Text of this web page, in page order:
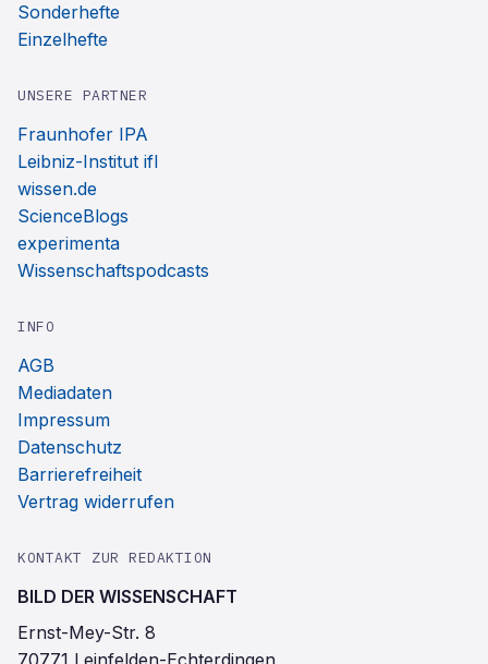
Sonderhefte
Einzelhefte
UNSERE PARTNER
Fraunhofer IPA
Leibniz-Institut ifl
wissen.de
ScienceBlogs
experimenta
Wissenschaftspodcasts
INFO
AGB
Mediadaten
Impressum
Datenschutz
Barrierefreiheit
Vertrag widerrufen
KONTAKT ZUR REDAKTION
BILD DER WISSENSCHAFT
Ernst-Mey-Str. 8
70771 Leinfelden-Echterdingen